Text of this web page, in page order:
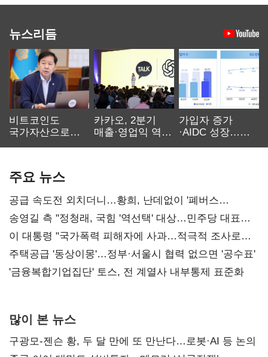
뉴스리듬
비트코인도
국가자산으로…'
카카오, 2분기
매출·영업익 역대
가입자 증가
·AIDC 성장…
주요 뉴스
공급 속도전 외치더니…황희, 난데없이 '폐버스
리모델링' 제안
송영길 측 "정청래, 국힘 '역선택' 대상…민주당 대표로
총선 지휘 못해"
이 대통령 "국가폭력 피해자에 사과…적극적 조사로
진실 밝혀야"
주택공급 '동상이몽'…정부·서울시 협력 없으면 '공수표'
'금융복합기업집단' 토스, 전 계열사 내부통제 표준화
많이 본 뉴스
구광모-젠슨 황, 두 달 만에 또 만난다…로봇·AI 등 논의